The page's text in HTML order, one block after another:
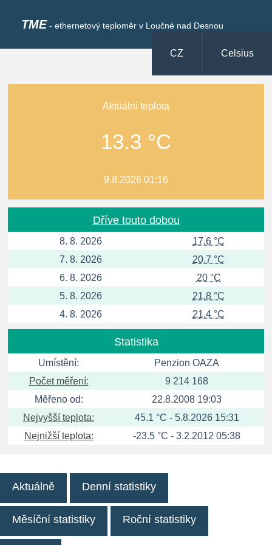
TME - ethernetový teploměr v Loučné nad Desnou
CZ Celsius
Aktuální teplota
13.3 °C
9.8.2026 01:16
Dříve touto dobou
8. 8. 2026
17.6 °C
7. 8. 2026
20.7 °C
6. 8. 2026
20 °C
5. 8. 2026
21.8 °C
4. 8. 2026
21.4 °C
Statistika
Umístění:
Penzion OAZA
Počet měření:
9 214 168
Měřeno od:
22.8.2008 19:03
Nejvyšší teplota:
45.1 °C - 5.8.2026 15:31
Nejnižší teplota:
-23.5 °C - 3.2.2012 05:38
Aktuálně Denní statistiky
Měsíční statistiky Roční statistiky